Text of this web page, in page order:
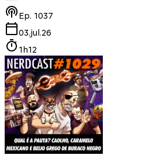
Ep. 1037
03.jul.26
1h12